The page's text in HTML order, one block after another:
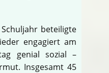
beteiligte
engagiert am
genial sozial –
Insgesamt 45